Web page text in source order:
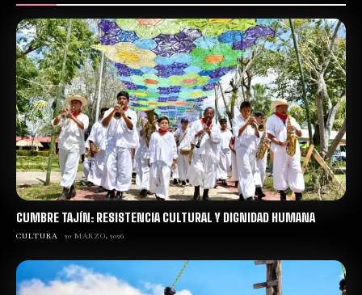
CUMBRE TAJÍN: RESISTENCIA CULTURAL Y DIGNIDAD HUMANA
CULTURA 20 MARZO, 2026